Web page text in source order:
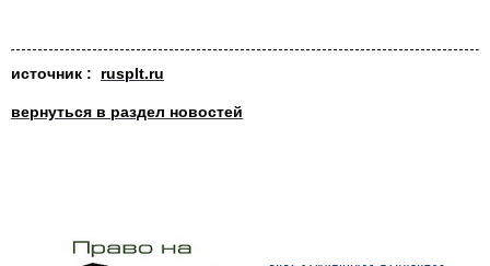
источник : rusplt.ru
вернуться в раздел новостей